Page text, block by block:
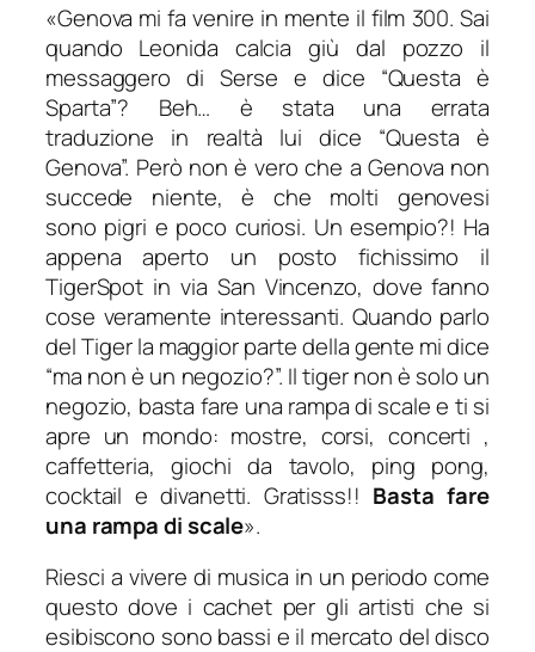
«Genova mi fa venire in mente il film 300. Sai
quando Leonida calcia giù dal pozzo il
messaggero di Serse e dice “Questa è
Sparta”? Beh… è stata una errata
traduzione in realtà lui dice “Questa è
Genova”. Però non è vero che a Genova non
succede niente, è che molti genovesi
sono pigri e poco curiosi. Un esempio?! Ha
appena aperto un posto fichissimo il
TigerSpot in via San Vincenzo, dove fanno
cose veramente interessanti. Quando parlo
del Tiger la maggior parte della gente mi dice
“ma non è un negozio?”. Il tiger non è solo un
negozio, basta fare una rampa di scale e ti si
apre un mondo: mostre, corsi, concerti ,
caffetteria, giochi da tavolo, ping pong,
cocktail e divanetti. Gratisss!! Basta fare
una rampa di scale».
Riesci a vivere di musica in un periodo come
questo dove i cachet per gli artisti che si
esibiscono sono bassi e il mercato del disco